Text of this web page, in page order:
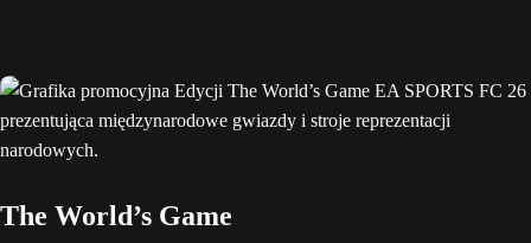
The World’s Game